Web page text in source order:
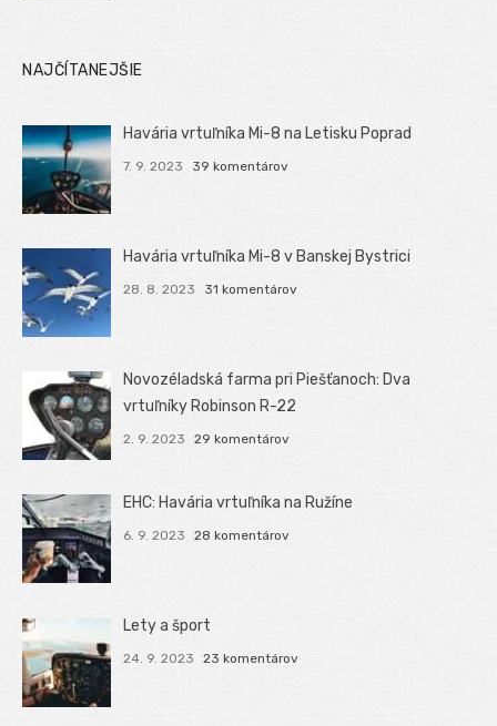
NAJČÍTANEJŠIE
Havária vrtuľníka Mi-8 na Letisku Poprad
7. 9. 2023 39 komentárov
Havária vrtuľníka Mi-8 v Banskej Bystrici
28. 8. 2023 31 komentárov
Novozéladská farma pri Piešťanoch: Dva
vrtuľníky Robinson R-22
2. 9. 2023 29 komentárov
EHC: Havária vrtuľníka na Ružíne
6. 9. 2023 28 komentárov
Lety a šport
24. 9. 2023 23 komentárov